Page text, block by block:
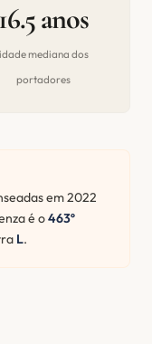
16.5 anos
idade mediana dos
portadores
em 2022
é o463º
L.